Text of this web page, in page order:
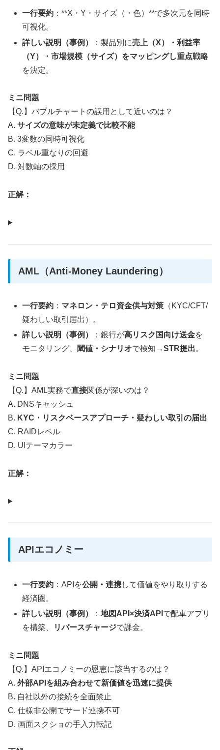
一行要約 ：**X・Y・サイズ（・色）**で多次元を同時
可視化。
詳しい説明（事例）
：製品別に売上（X）・利益率
（Y）・市場規模（サイズ）をマッピングし重点戦略
を決定。
ミニ問題
【Q.】バブルチャートの誤用として近いのは？
A. サイズの意味が未定義で比較不能
B. 3変数の同時可視化
C. ラベル重なりの回避
D. 対数軸の採用
正解：
AML（Anti-Money Laundering）
一行要約 ： マネロン・テロ資金供与対策 （KYC/CFT/
疑わしい取引届出）。
詳しい説明（事例）
：銀行が高リスク国向け送金を
モニタリング、
閾値・シナリオで検知→STR提出。
ミニ問題
【Q.】AML実務で直接関係が深いのは？
A. DNSキャッシュ
B. KYC・リスクベースアプローチ・疑わしい取引の届出
C. RAIDレベル
D. UIテーマカラー
正解：
APIエコノミー
一行要約 ：APIを公開・連携して価値をやり取りする
経済圏。
詳しい説明（事例）
：地図API×決済API で配車アプリ
を構築、
リバースチャージで課金。
ミニ問題
【Q.】APIエコノミーの恩恵に該当するのは？
A. 外部APIを組み合わせて新価値を迅速に提供
B. 自社以外の接続を全面禁止
C. 仕様非公開でサード連携不可
D. 画面スクショの手入力転記